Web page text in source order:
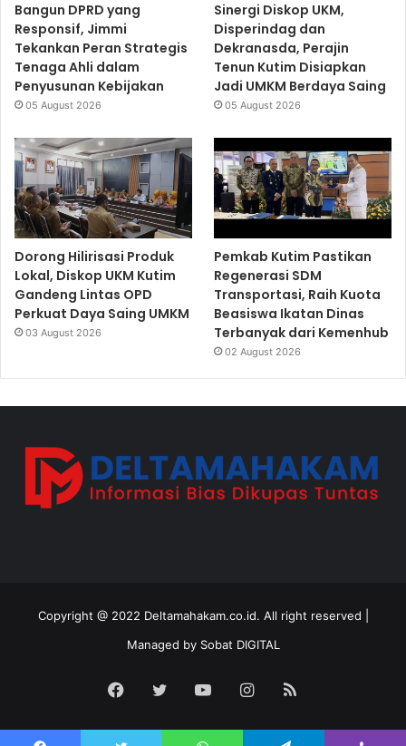
Bangun DPRD yang
Responsif, Jimmi
Tekankan Peran Strategis
Tenaga Ahli dalam
Penyusunan Kebijakan
05 August 2026
Sinergi Diskop UKM,
Disperindag dan
Dekranasda, Perajin
Tenun Kutim Disiapkan
Jadi UMKM Berdaya Saing
05 August 2026
Dorong Hilirisasi Produk
Lokal, Diskop UKM Kutim
Gandeng Lintas OPD
Perkuat Daya Saing UMKM
03 August 2026
Pemkab Kutim Pastikan
Regenerasi SDM
Transportasi, Raih Kuota
Beasiswa Ikatan Dinas
Terbanyak dari Kemenhub
02 August 2026
Copyright @ 2022 Deltamahakam.co.id. All right reserved |
Managed by Sobat DIGITAL
Facebook
Twitter YouTubeInstagram